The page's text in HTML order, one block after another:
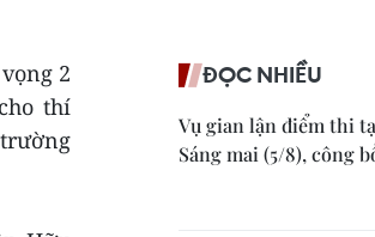
2
thí
ĐỌC NHIỀU
Vụ gian lận điểm thi
Sáng mai (5/8), công